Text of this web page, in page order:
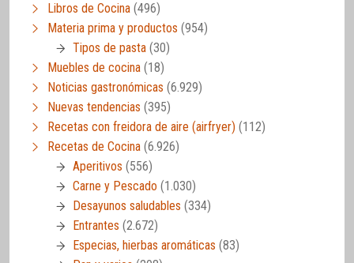
Libros de Cocina (496)
Materia prima y productos (954)
Tipos de pasta (30)
Muebles de cocina (18)
Noticias gastronómicas (6.929)
Nuevas tendencias (395)
Recetas con freidora de aire (airfryer) (112)
Recetas de Cocina (6.926)
Aperitivos (556)
Carne y Pescado (1.030)
Desayunos saludables (334)
Entrantes (2.672)
Especias, hierbas aromáticas (83)